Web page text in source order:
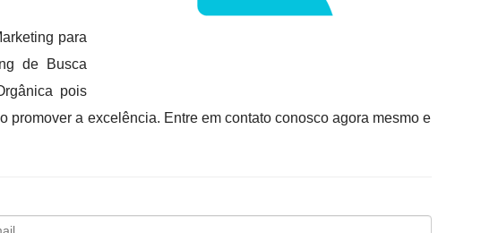
para
de Busca
pois
a excelência. Entre em contato conosco agora mesmo e